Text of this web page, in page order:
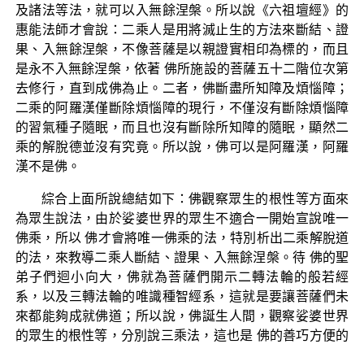
及諸法等法，就可以入無餘涅槃。所以說《六祖壇經》的
惠能法師才會說：二乘人是用將滅止生的方法來斷結、證
果、入無餘涅槃，不像菩薩是以親證實相印為標的，而且
是永不入無餘涅槃，依著 佛所施設的菩薩五十二階位次第
去修行，直到成佛為止。二者，佛斷盡所知障及煩惱障；
二乘的阿羅漢僅斷除煩惱障的現行，不僅沒有斷除煩惱障
的習氣種子隨眠，而且也沒有斷除所知障的隨眠，顯然二
乘的解脫德並沒有究竟。所以說，佛可以是阿羅漢，阿羅
漢不是佛。
綜合上面所說總結如下：佛觀察眾生的根性等方面來
為眾生說法，由於娑婆世界的眾生不適合一開始宣說唯一
佛乘，所以 佛才會將唯一佛乘的法，特別析出二乘解脫道
的法，來教導二乘人斷結、證果、入無餘涅槃。待 佛的聖
弟子們迴小向大，佛就為菩薩們開示二轉法輪的般若經
系，以及三轉法輪的唯識種智經系，這就是要讓菩薩們未
來都能夠成就佛道；所以說，佛誕生人間，觀察娑婆世界
的眾生的根性等，分別說三乘法，這也是 佛的善巧方便的